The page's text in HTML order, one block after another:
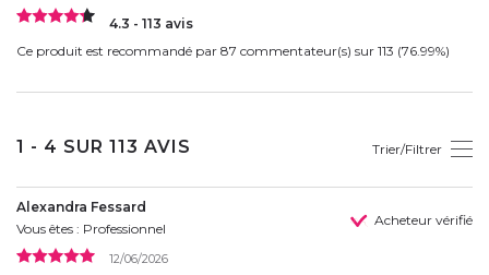
4.3 - 113 avis
Ce produit est recommandé par 87 commentateur(s) sur 113 (76.99%)
1 - 4 SUR 113 AVIS Trier/Filtrer
Alexandra Fessard
Vous êtes : Professionnel
Acheteur vérifié
12/06/2026